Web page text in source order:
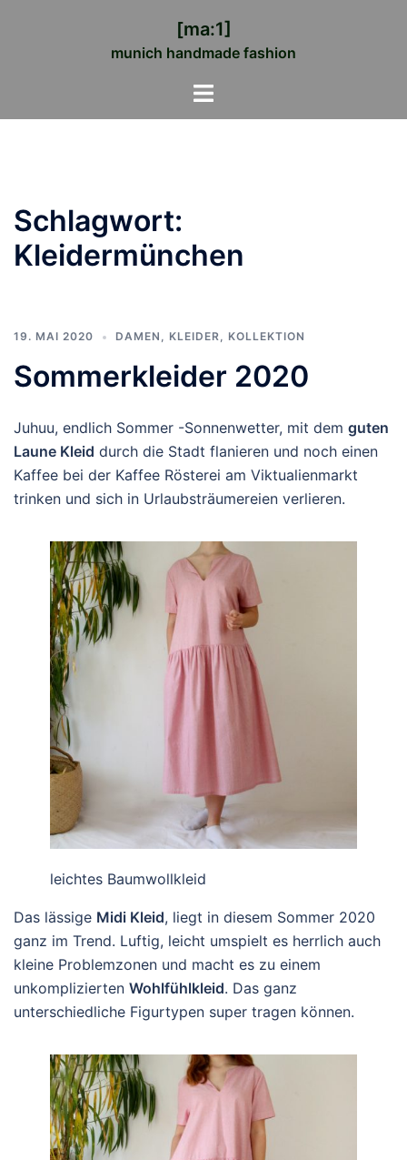
[ma:1]
munich handmade fashion
Menü
Schlagwort:
Kleidermünchen
19. MAI 2020 DAMEN , KLEIDER, KOLLEKTION
Sommerkleider 2020
Juhuu, endlich Sommer -Sonnenwetter, mit dem guten
Laune Kleid durch die Stadt flanieren und noch einen
Kaffee bei der Kaffee Rösterei am Viktualienmarkt
trinken und sich in Urlaubsträumereien verlieren.
leichtes Baumwollkleid
Das lässige Midi Kleid, liegt in diesem Sommer 2020
ganz im Trend. Luftig, leicht umspielt es herrlich auch
kleine Problemzonen und macht es zu einem
unkomplizierten Wohlfühlkleid. Das ganz
unterschiedliche Figurtypen super tragen können.